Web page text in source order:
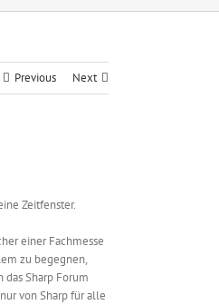
Previous Next
Zeitfenster.
einer Fachmesse
zu begegnen,
Sharp Forum
von Sharp für alle